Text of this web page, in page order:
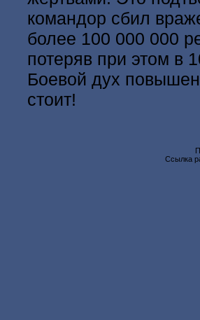
командор сбил
более 100 000 000
потеряв при этом в
Боевой дух
стоит!
Ссылка